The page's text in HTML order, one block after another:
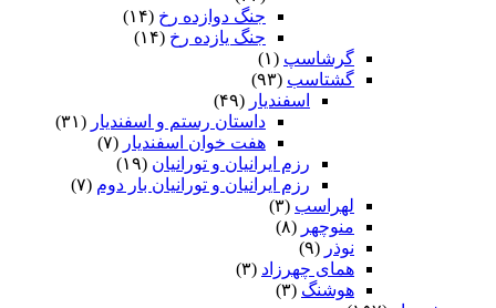
جنگ دوازده رخ (۱۴)
جنگ یازده رخ (۱۴)
گرشاسپ (۱)
گشتاسب (۹۳)
اسفندیار (۴۹)
داستان رستم و اسفندیار (۳۱)
هفت خوان اسفندیار (۷)
رزم ایرانیان و تورانیان (۱۹)
رزم ایرانیان و تورانیان بار دوم (۷)
لهراسب (۳)
منوچهر (۸)
نوذر (۹)
هماى چهرزاد (۳)
هوشنگ (۳)